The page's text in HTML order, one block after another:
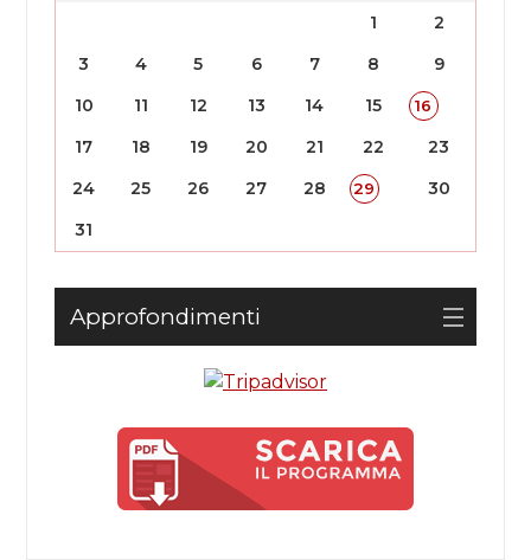
1
2
3
4 5 6 7 8
9
10
11 12 13 14 15 16
17 18 19 20 21 22
23
24
25 26 27 28 29
30
31
Approfondimenti